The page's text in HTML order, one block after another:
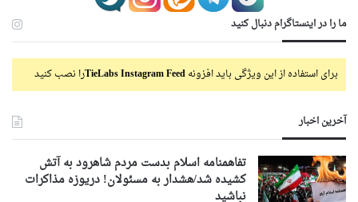
ما را در اینستاگرام دنبال کنید
برای استفاده از این ویژگی باید افزونهTieLabs Instagram Feedرا نصب کنید
آخرین اخبار
تفاهمنامه اسلام بدست مردم شاهرود به آتش
کشیده شد/هشدار به مسئولان! دریوزه مذاکرات
نباشید